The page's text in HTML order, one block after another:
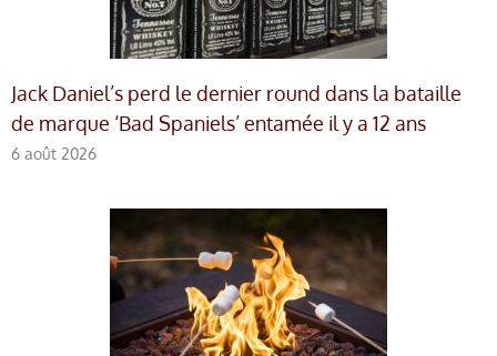
Jack Daniel’s perd le dernier round dans la bataille
de marque ‘Bad Spaniels’ entamée il y a 12 ans
6 août 2026